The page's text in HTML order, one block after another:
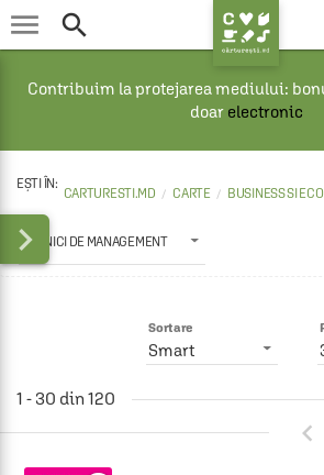
 
Contribuim la protejarea mediului:
doar electronic
CARTURESTI.MD CARTE BUSINESS SI
TEHNICI DE MANAGEMENT

Sortare
Smart
1 - 30 din 120
